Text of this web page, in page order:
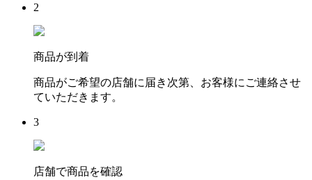
2
商品が到着
商品がご希望の店舗に届き次第、お客様にご連絡させ
ていただきます。
3
店舗で商品を確認